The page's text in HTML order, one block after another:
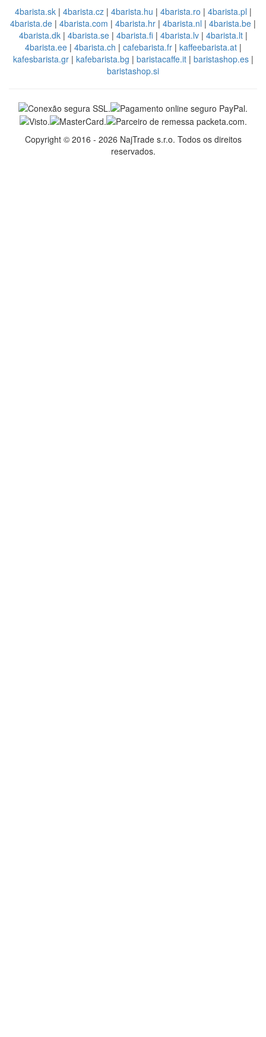
4barista.sk| 4barista.cz| 4barista.hu | 4barista.ro | 4barista.pl |
4barista.de | 4barista.com | 4barista.hr | 4barista.nl | 4barista.be |
4barista.dk| 4barista.se| 4barista.fi| 4barista.lv| 4barista.lt|
4barista.ee| 4barista.ch | cafebarista.fr| kaffeebarista.at|
kafesbarista.gr| kafebarista.bg | baristacaffe.it| baristashop.es|
baristashop.si
Copyright © 2016 - 2026 NajTrade s.r.o. Todos os direitos
reservados.